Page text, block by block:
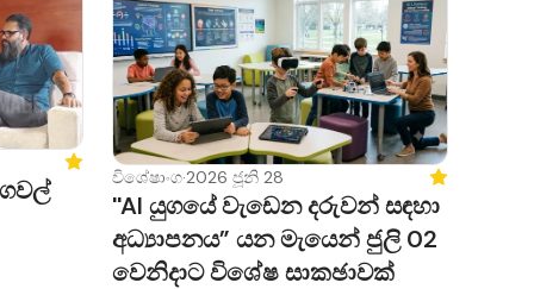
හරහා
දිවයිනේ
Featured
විශේෂාංග·2026 ජූනි 28 Featured
''AI යුගයේ වැඩෙන දරුවන් සඳහා
අධ්‍යාපනය” යන මැයෙන් ජුලි 02
වෙනිදාට විශේෂ සාකඡාවක්